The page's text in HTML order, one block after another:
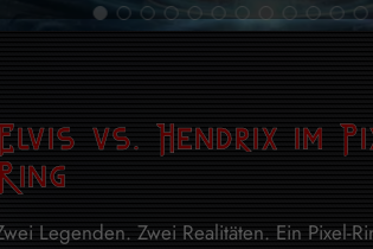
vs. Hendrix im
Legenden. Zwei Realitäten. Ein Pixel-